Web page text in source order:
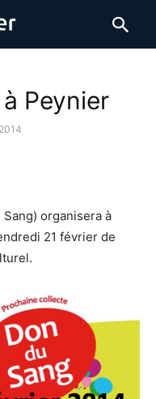
Peynier
Sang) organisera à
21 février de